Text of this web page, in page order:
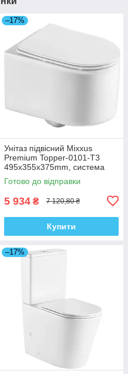
–17%
Унітаз підвісний Mixxus
Premium Topper-0101-T3
495x355x375mm, система
змиву Tornado 1.0 (MP6476)
Готово до відправки
5 934 ₴ 7 120,80 ₴
Купити
–17%